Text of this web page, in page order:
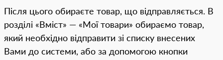
Після цього обираєте товар, що відправляється. В
розділі «Вміст» — «Мої товари» обираємо товар,
який необхідно відправити зі списку внесених
Вами до системи, або за допомогою кнопки